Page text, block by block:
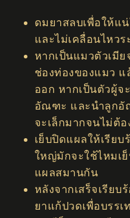
ดมยาสลบเพื่อให้แ
และไม่เคลื่อนไหว
หากเป็นแมวตัวเมี
ช่องท่องของแมว แ
ออก หากเป็นตัวผู้จ
อัณฑะ และนำลูกอั
จะเล็กมากจนไม่ต้อ
เย็บปิดแผลให้เรียบ
ใหญ่มักจะใช้ไหมเ
แผลสมานกัน
หลังจากเสร็จเรีย
ยาแก้ปวดเพื่อบรรเ